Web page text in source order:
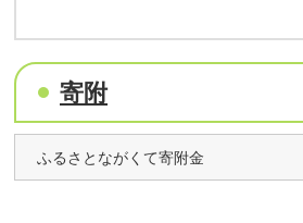
寄附
ふるさとながくて寄附金